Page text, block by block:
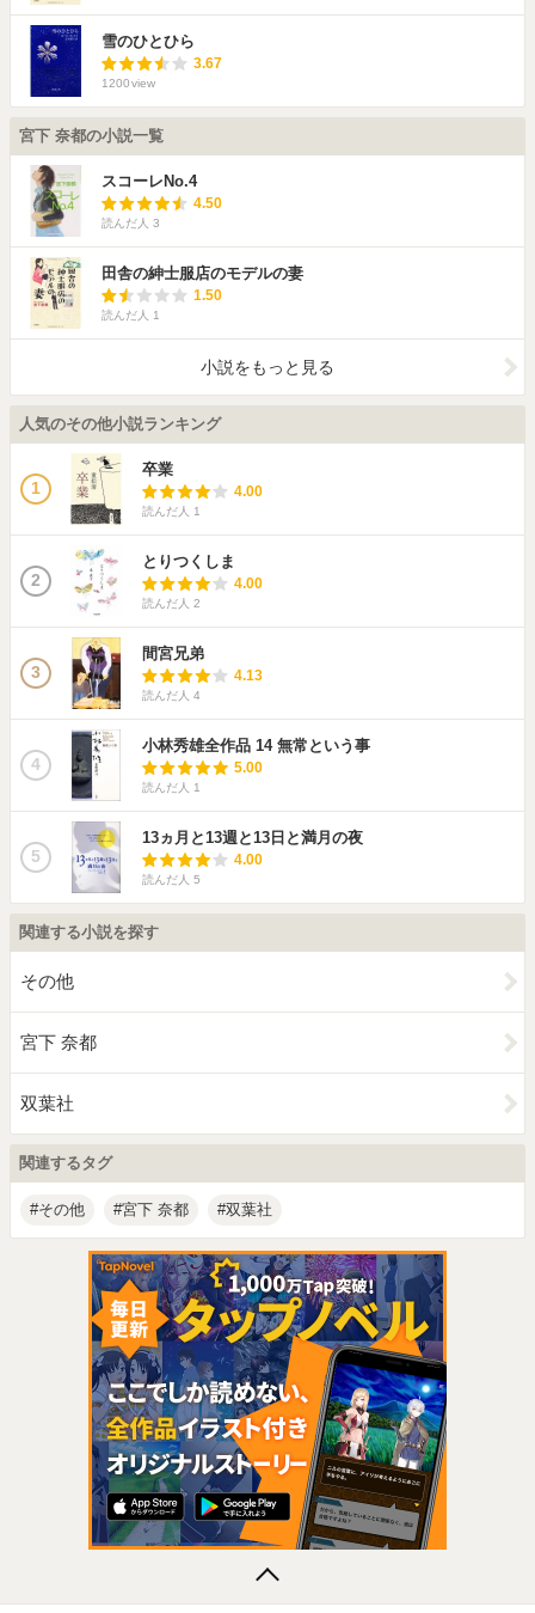
雪のひとひら
3.67
1200view
宮下 奈都の小説一覧
スコーレNo.4
4.50
読んだ人 3
田舎の紳士服店のモデルの妻
1.50
読んだ人 1
小説をもっと見る
人気のその他小説ランキング
1
卒業
4.00
読んだ人 1
2
とりつくしま
4.00
読んだ人 2
3
間宮兄弟
4.13
読んだ人 4
4
小林秀雄全作品 14 無常という事
5.00
読んだ人 1
5
13ヵ月と13週と13日と満月の夜
4.00
読んだ人 5
関連する小説を探す
その他
宮下 奈都
双葉社
関連するタグ
その他 宮下 奈都 双葉社